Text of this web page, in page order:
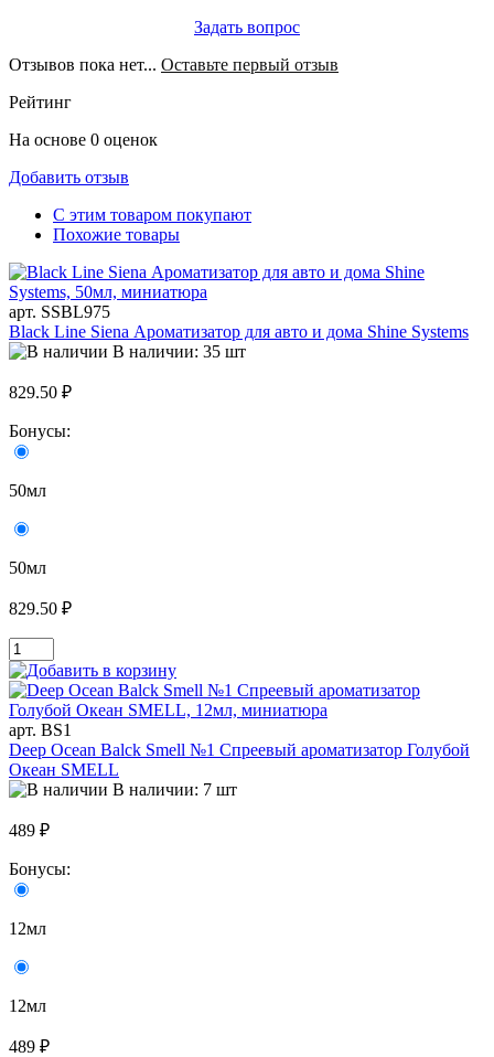
Задать вопрос
Отзывов пока нет... Оставьте первый отзыв
Рейтинг
На основе 0 оценок
Добавить отзыв
С этим товаром покупают
Похожие товары
арт. SSBL975
Black Line Siena Ароматизатор для авто и дома Shine Systems
В наличии: 35 шт
829.50 ₽
Бонусы:
50мл
50мл
829.50 ₽
арт. BS1
Deep Ocean Balck Smell №1 Спреевый ароматизатор Голубой
Океан SMELL
В наличии: 7 шт
489 ₽
Бонусы:
12мл
12мл
489 ₽